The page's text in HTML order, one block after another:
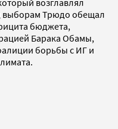
выборам Трюдо обещал
бюджета,
Барака Обамы,
борьбы с ИГ и